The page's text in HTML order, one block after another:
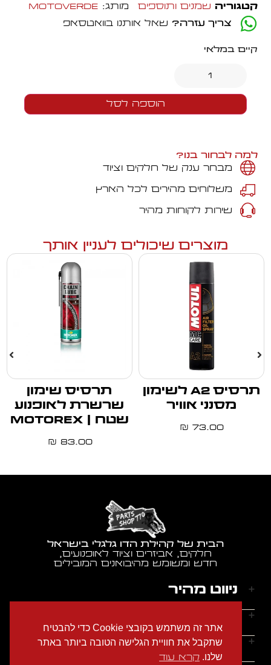
קטגוריה שמנים ותוספים מותג:Motoverde
צריך עזרה? שאל אותנו בוואטסאפ
קיים במלאי
הוספה לסל
למה לבחור בנו?
מבחר ענק של חלקים וציוד
משלוחים מהירים לכל הארץ
שירות לקוחות מהיר
מוצרים שיכולים לעניין אותך
תרסיס A2 לשימון
מסנני אוויר
73.00
₪
תרסיס שימון
שרשרת לאופנוע
שטח | MOTOREX
83.00
₪
הבית של קהילת הדו גלגלי בישראל
חלקים, אביזרים וציוד לאופנועים,
חדש ומשומש מהיבואנים המובילים
ניווט מהיר
דף הבית
אודותינו
הצהרת נגישות
מדיניות הפרטיות
ראשון - חמישי: 9:00-18:00
יצירת קשר
אתר זה משתמש בקובצי Cookie כדי להבטיח
שתקבל את חוויית הגלישה הטובה ביותר באתר
שלנו. קרא עוד